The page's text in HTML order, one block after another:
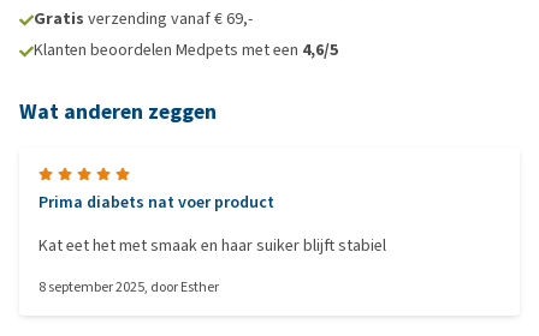
Gratis verzending vanaf € 69,-
Klanten beoordelen Medpets met een 4,6/5
Wat anderen zeggen
Prima diabets nat voer product
Kat eet het met smaak en haar suiker blijft stabiel
8 september 2025, doorEsther